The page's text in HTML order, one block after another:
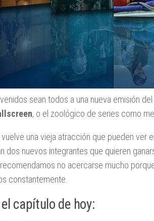
sean todos a una nueva emisión
, o el zoológico de series como
una vieja atracción que pueden ver
dos nuevos integrantes que quieren
no acercarse mucho
constantemente.
el capítulo de hoy: